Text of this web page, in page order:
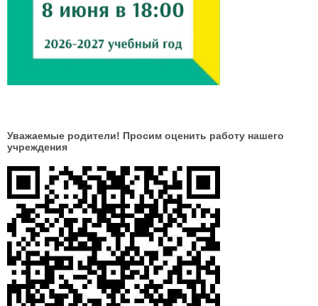
Уважаемые родители! Просим оценить работу нашего
учреждения